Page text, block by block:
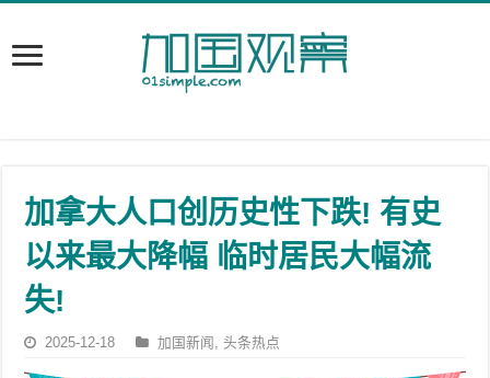
加拿大人口创历史性下跌! 有史
以来最大降幅 临时居民大幅流
失!
2025-12-18 加国新闻 ,头条热点